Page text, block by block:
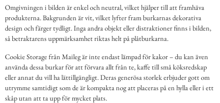
Omgivningen i bilden är enkel och neutral, vilket hjälper till att framhäva
produkterna. Bakgrunden är vit, vilket lyfter fram burkarnas dekorativa
design och färger tydligt. Inga andra objekt eller distraktioner finns i bilden,
så betraktarens uppmärksamhet riktas helt på plåtburkarna.
Cookie Storage från Maileg är inte endast lämpad för kakor – du kan även
använda dessa burkar för att förvara allt från te, kaffe till små köksredskap
eller annat du vill ha lättillgängligt. Deras generösa storlek erbjuder gott om
utrymme samtidigt som de är kompakta nog att placeras på en hylla eller i ett
skåp utan att ta upp för mycket plats.